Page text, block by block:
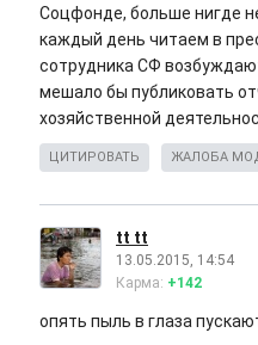
Соцфонде, больше нигде
каждый день читаем в
сотрудника СФ
мешало бы публиковать
хозяйственной
ЦИТИРОВАТЬ ЖАЛОБА
tt tt
13.05.2015, 14:54
Карма: +142
опять пыль в глаза